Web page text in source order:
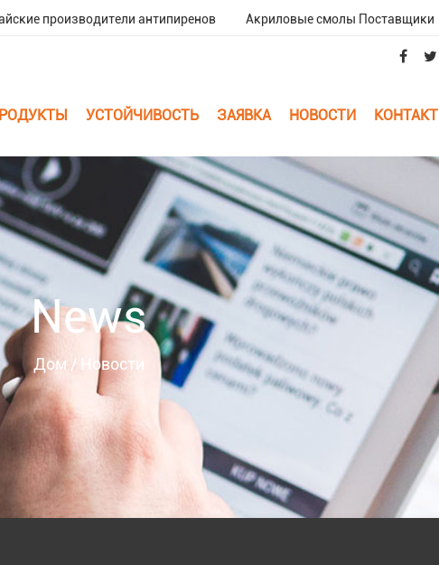
производители антипиренов Акриловые смолы Поставщики
УСТОЙЧИВОСТЬ ЗАЯВКА НОВОСТИ КОНТАКТ
News
Дом / Новости